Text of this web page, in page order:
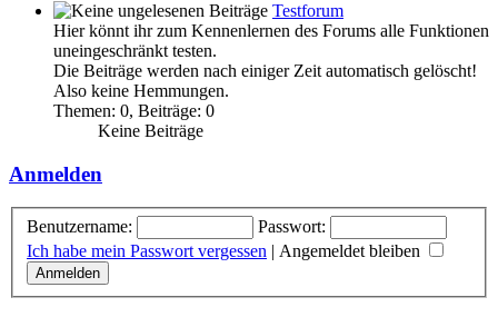
Testforum
Hier könnt ihr zum Kennenlernen des Forums alle Funktionen
uneingeschränkt testen.
Die Beiträge werden nach einiger Zeit automatisch gelöscht!
Also keine Hemmungen.
Themen: 0, Beiträge: 0
Keine Beiträge
Anmelden
Benutzername:
Passwort:
Ich habe mein Passwort vergessen | Angemeldet bleiben